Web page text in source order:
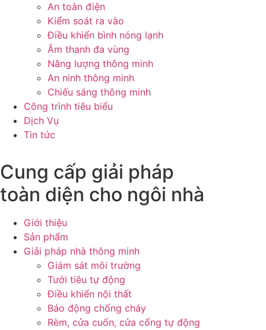
An toàn điện
Kiểm soát ra vào
Điều khiển bình nóng lạnh
Âm thanh đa vùng
Năng lượng thông minh
An ninh thông minh
Chiếu sáng thông minh
Công trình tiêu biểu
Dịch Vụ
Tin tức
Cung cấp giải pháp
toàn diện cho ngôi nhà
Giới thiệu
Sản phẩm
Giải pháp nhà thông minh
Giám sát môi trường
Tưới tiêu tự động
Điều khiển nội thất
Báo động chống cháy
Rèm, cửa cuốn, cửa cổng tự động